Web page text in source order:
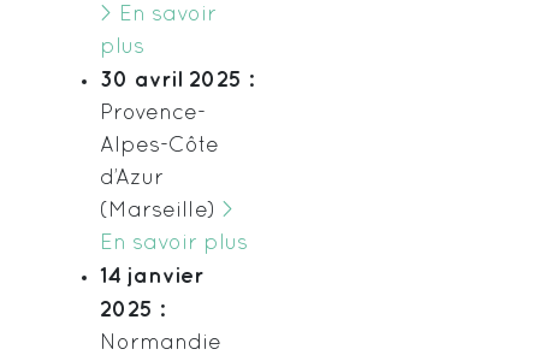
> En savoir
plus
30 avril 2025 :
Provence-
Alpes-Côte
d’Azur
(Marseille) >
En savoir plus
14 janvier
2025 :
Normandie